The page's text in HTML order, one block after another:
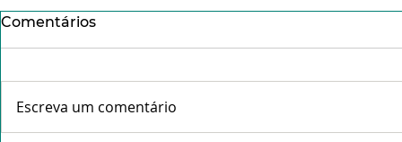
Comentários
Escreva um comentário